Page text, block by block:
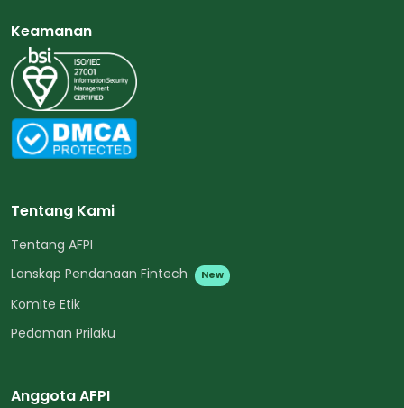
Keamanan
Tentang Kami
Tentang AFPI
Lanskap Pendanaan Fintech
New
Komite Etik
Pedoman Prilaku
Anggota AFPI